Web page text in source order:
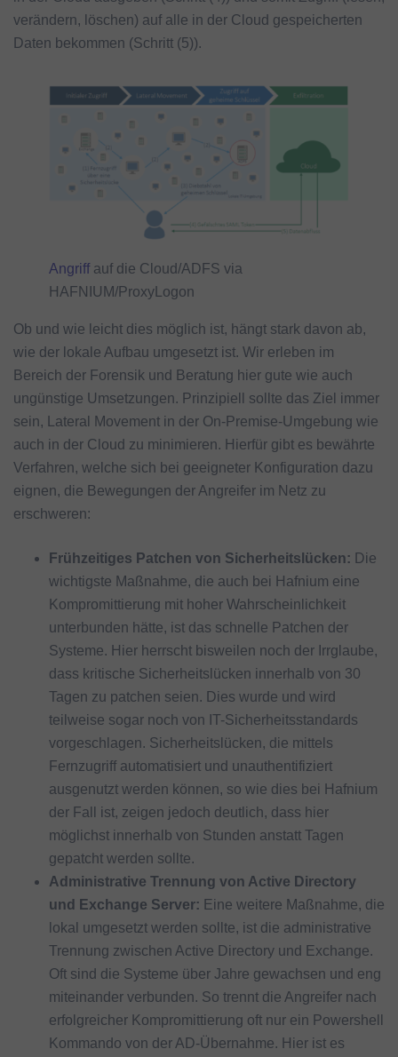
verändern, löschen) auf alle in der Cloud gespeicherten
Daten bekommen (Schritt (5)).
Angriffauf die Cloud/ADFS via
HAFNIUM/ProxyLogon
Ob und wie leicht dies möglich ist, hängt stark davon ab,
wie der lokale Aufbau umgesetzt ist. Wir erleben im
Bereich der Forensik und Beratung hier gute wie auch
ungünstige Umsetzungen. Prinzipiell sollte das Ziel immer
sein, Lateral Movement in der On-Premise-Umgebung wie
auch in der Cloud zu minimieren. Hierfür gibt es bewährte
Verfahren, welche sich bei geeigneter Konfiguration dazu
eignen, die Bewegungen der Angreifer im Netz zu
erschweren:
Frühzeitiges Patchen von Sicherheitslücken: Die
wichtigste Maßnahme, die auch bei Hafnium eine
Kompromittierung mit hoher Wahrscheinlichkeit
unterbunden hätte, ist das schnelle Patchen der
Systeme. Hier herrscht bisweilen noch der Irrglaube,
dass kritische Sicherheitslücken innerhalb von 30
Tagen zu patchen seien. Dies wurde und wird
teilweise sogar noch von IT-Sicherheitsstandards
vorgeschlagen. Sicherheitslücken, die mittels
Fernzugriff automatisiert und unauthentifiziert
ausgenutzt werden können, so wie dies bei Hafnium
der Fall ist, zeigen jedoch deutlich, dass hier
möglichst innerhalb von Stunden anstatt Tagen
gepatcht werden sollte.
Administrative Trennung von Active Directory
und Exchange Server: Eine weitere Maßnahme, die
lokal umgesetzt werden sollte, ist die administrative
Trennung zwischen Active Directory und Exchange.
Oft sind die Systeme über Jahre gewachsen und eng
miteinander verbunden. So trennt die Angreifer nach
erfolgreicher Kompromittierung oft nur ein Powershell
Kommando von der AD-Übernahme. Hier ist es